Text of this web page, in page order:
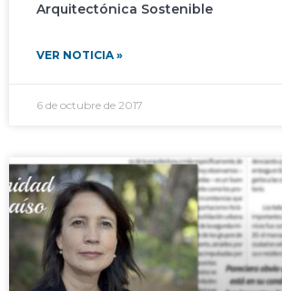
Arquitectónica Sostenible
VER NOTICIA »
6 de octubre de 2017